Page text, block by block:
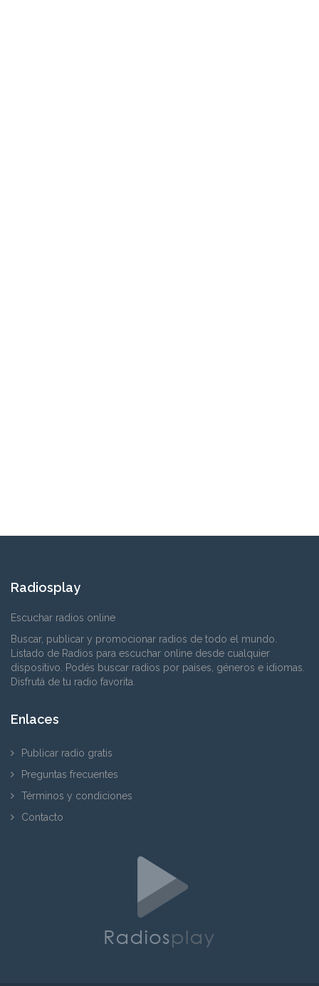
Radiosplay
Escuchar radios online
Buscar, publicar y promocionar radios de todo el mundo.
Listado de Radios para escuchar online desde cualquier
dispositivo. Podés buscar radios por países, géneros e idiomas.
Disfrutá de tu radio favorita.
Enlaces
Publicar radio gratis
Preguntas frecuentes
Términos y condiciones
Contacto